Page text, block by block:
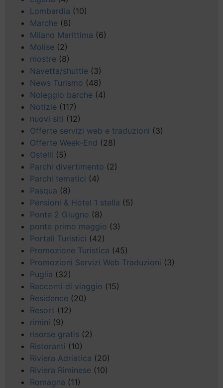
Lombardia (10)
Marche (8)
Milano Marittima (6)
Molise (2)
mostre (8)
Navetta/shuttle (3)
News Turismo (48)
Noleggio barche (4)
Notizie (117)
nuovi siti (12)
Offerte servizi web e traduzioni (3)
Offerte Week-End (28)
Ostelli (5)
Parchi divertimento (2)
Parchi tematici (4)
Pasqua (8)
Pensioni & Hotel 1 stella (5)
Ponte 2 Giugno (8)
ponte primo maggio (3)
Portali Turistici (42)
Promozione Turistica (45)
Promozioni Servizi Web Traduzioni (3)
Puglia (32)
Racconti di viaggio (15)
Residence (20)
Resort (12)
rimini (9)
risorse gratis (2)
Ristoranti (10)
Riviera Adriatica (20)
Riviera Riminese (10)
Romagna (11)